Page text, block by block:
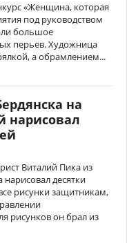
«Женщина, которая
под руководством
большое
перьев. Художница
а обрамлением...
на
нарисовал
Виталий Пика из
десятки
рисунки защитникам,
рисунков он брал из